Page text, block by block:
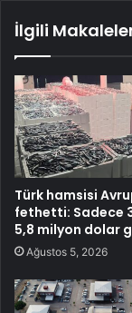
İlgili
Türk hamsisi
fethetti: Sadece
5,8 milyon dolar
Ağustos 5, 2026